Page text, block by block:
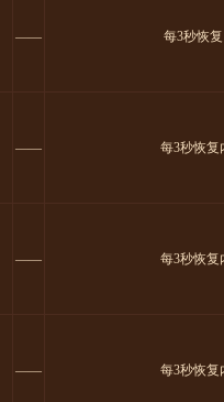
―― 每3秒恢
―― 每3秒恢复
―― 每3秒恢复
―― 每3秒恢复